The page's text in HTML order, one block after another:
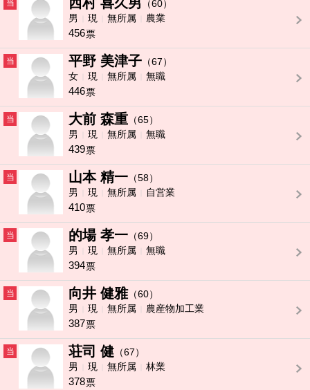
当
（60）
男
現 無所属 農業
456票
当 平野 美津子 （67）
女
現 無所属 無職
446票
当 大前 森重 （65）
男
現 無所属 無職
439票
当 山本 精一 （58）
男
現 無所属 自営業
410票
当 的場 孝一 （69）
男
現 無所属 無職
394票
当 向井 健雅（60）
男
現 無所属 農産物加工業
387票
当 荘司 健 （67）
男
現 無所属 林業
378票